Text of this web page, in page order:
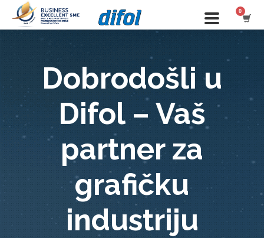
Dobrodošli u
Difol – Vaš
partner za
grafičku
industriju